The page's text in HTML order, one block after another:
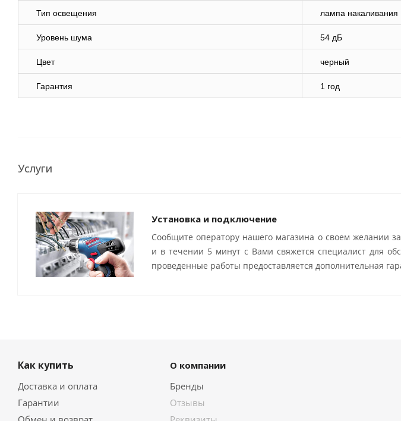
Тип освещения лампа накаливания
Уровень шума 54 дБ
Цвет черный
Гарантия 1 год
Услуги
Установка и подключение
Сообщите оператору нашего магазина о своем желании
и в течении 5 минут с Вами свяжется специалист для
проведенные работы предоставляется дополнительная
Как купить
Доставка и оплата
Гарантии
О компании
Бренды
Отзывы